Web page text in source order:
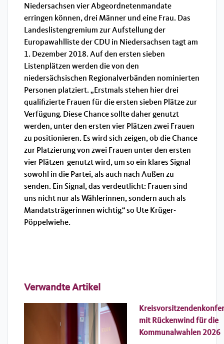
Niedersachsen vier Abgeordnetenmandate
erringen können, drei Männer und eine Frau. Das
Landeslistengremium zur Aufstellung der
Europawahlliste der CDU in Niedersachsen tagt am
1. Dezember 2018. Auf den ersten sieben
Listenplätzen werden die von den
niedersächsischen Regionalverbänden nominierten
Personen platziert. „Erstmals stehen hier drei
qualifizierte Frauen für die ersten sieben Plätze zur
Verfügung. Diese Chance sollte daher genutzt
werden, unter den ersten vier Plätzen zwei Frauen
zu positionieren. Es wird sich zeigen, ob die Chance
zur Platzierung von zwei Frauen unter den ersten
vier Plätzen genutzt wird, um so ein klares Signal
sowohl in die Partei, als auch nach Außen zu
senden. Ein Signal, das verdeutlicht: Frauen sind
uns nicht nur als Wählerinnen, sondern auch als
Mandatsträgerinnen wichtig.“ so Ute Krüger-
Pöppelwiehe.
Verwandte Artikel
mit Rückenwind für die
Kommunalwahlen 2026